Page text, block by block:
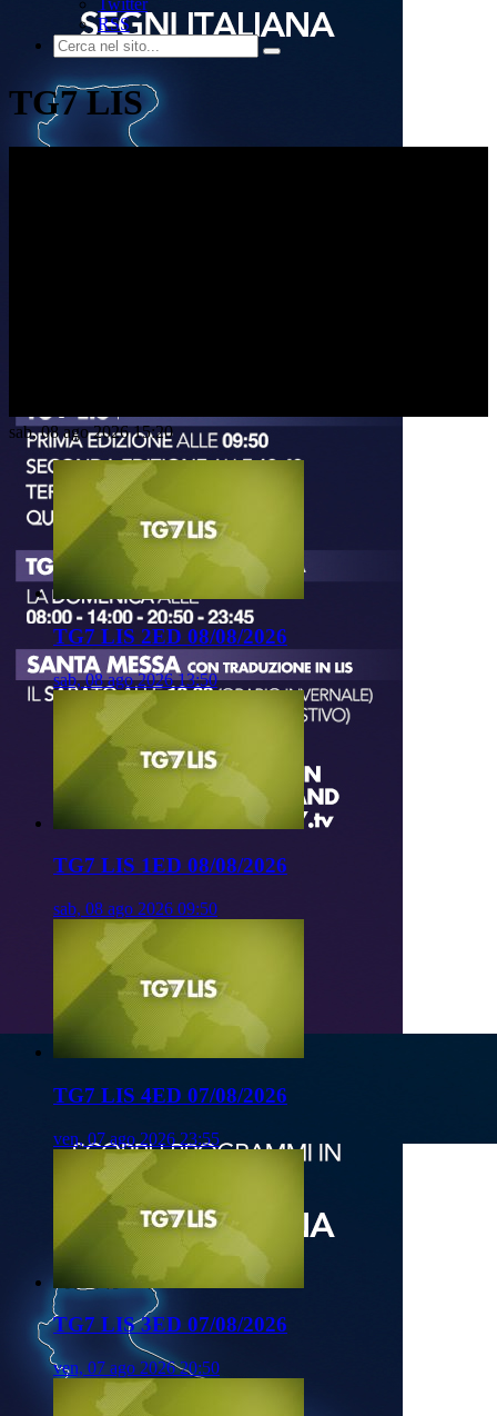
Twitter
RSS
TG7 LIS
sab, 08 ago 2026 15:20
TG7 LIS 2ED 08/08/2026
sab, 08 ago 2026 13:50
TG7 LIS 1ED 08/08/2026
sab, 08 ago 2026 09:50
TG7 LIS 4ED 07/08/2026
ven, 07 ago 2026 23:55
TG7 LIS 3ED 07/08/2026
ven, 07 ago 2026 20:50